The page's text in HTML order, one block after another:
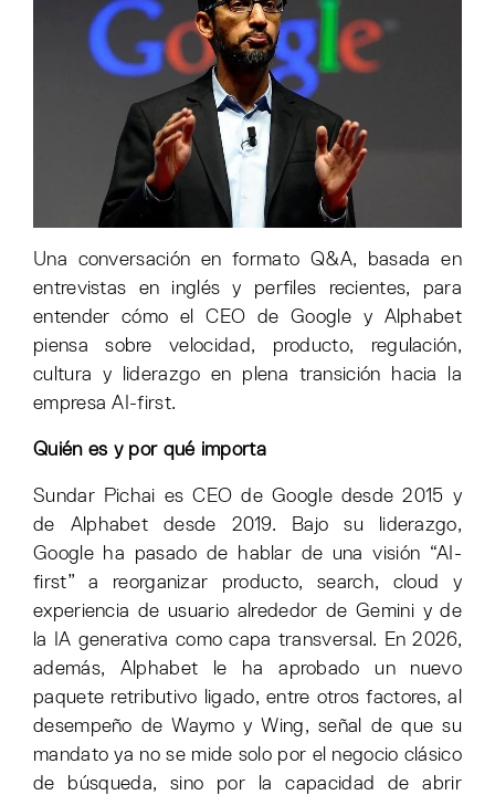
Una conversación en formato Q&A, basada en
entrevistas en inglés y perfiles recientes, para
entender cómo el CEO de Google y Alphabet
piensa sobre velocidad, producto, regulación,
cultura y liderazgo en plena transición hacia la
empresa AI-first.
Quién es y por qué importa
Sundar Pichai es CEO de Google desde 2015 y
de Alphabet desde 2019. Bajo su liderazgo,
Google ha pasado de hablar de una visión “AI-
first” a reorganizar producto, search, cloud y
experiencia de usuario alrededor de Gemini y de
la IA generativa como capa transversal. En 2026,
además, Alphabet le ha aprobado un nuevo
paquete retributivo ligado, entre otros factores, al
desempeño de Waymo y Wing, señal de que su
mandato ya no se mide solo por el negocio clásico
de búsqueda, sino por la capacidad de abrir